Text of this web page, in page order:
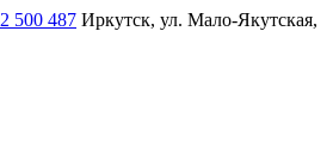
500 487 Иркутск, ул. Мало-Якутская,